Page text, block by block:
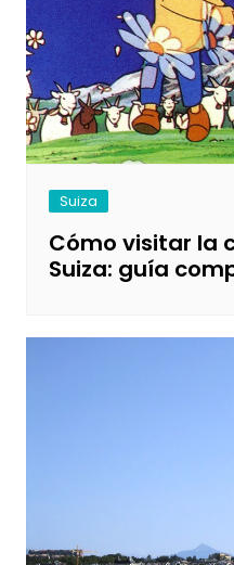
Suiza
Cómo visitar la
Suiza: guía